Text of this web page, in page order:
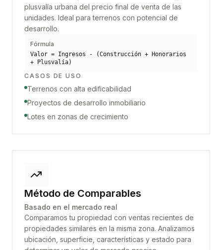
plusvalía urbana del precio final de venta de las
unidades. Ideal para terrenos con potencial de
desarrollo.
Fórmula
Valor = Ingresos - (Construcción + Honorarios
+ Plusvalía)
CASOS DE USO
Terrenos con alta edificabilidad
Proyectos de desarrollo inmobiliario
Lotes en zonas de crecimiento
Método de Comparables
Basado en el mercado real
Comparamos tu propiedad con ventas recientes de
propiedades similares en la misma zona. Analizamos
ubicación, superficie, características y estado para